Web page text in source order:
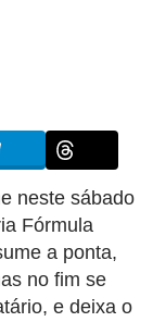
neste sábado
Fórmula
a ponta,
no fim se
e deixa o